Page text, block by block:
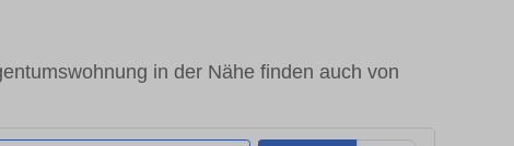
in der Nähe finden auch von